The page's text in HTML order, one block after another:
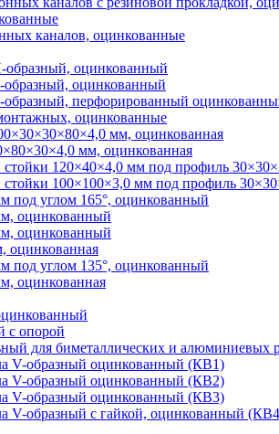
каналов, оцинкованные
оцинкованный
оцинкованный
перфорированный
оцинкованные
мм, оцинкованная
мм, оцинкованная
120×40×4,0 мм под профиль
100×100×3,0 мм под профиль
под углом 165°, оцинкованный
оцинкованный
оцинкованный
оцинкованная
под углом 135°, оцинкованный
оцинкованная
с опорой
для биметаллических и алюминиевых
V-образный оцинкованный (КВ1)
V-образный оцинкованный (КВ2)
V-образный оцинкованный (КВ3)
V-образный с гайкой, оцинкованный